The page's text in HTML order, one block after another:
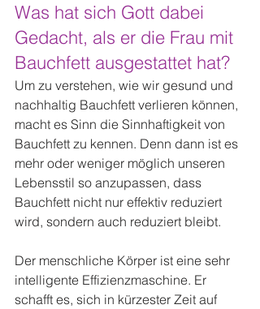
Was hat sich Gott dabei
Gedacht, als er die Frau mit
Bauchfett ausgestattet hat?
Um zu verstehen, wie wir gesund und
nachhaltig Bauchfett verlieren können,
macht es Sinn die Sinnhaftigkeit von
Bauchfett zu kennen. Denn dann ist es
mehr oder weniger möglich unseren
Lebensstil so anzupassen, dass
Bauchfett nicht nur effektiv reduziert
wird, sondern auch reduziert bleibt.
Der menschliche Körper ist eine sehr
intelligente Effizienzmaschine. Er
schafft es, sich in kürzester Zeit auf